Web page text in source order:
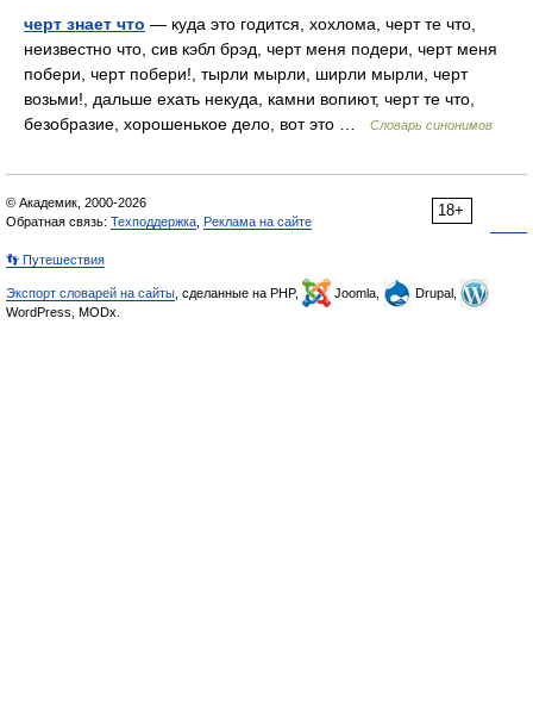
черт знает что — куда это годится, хохлома, черт те что,
неизвестно что, сив кэбл брэд, черт меня подери, черт меня
побери, черт побери!, тырли мырли, ширли мырли, черт
возьми!, дальше ехать некуда, камни вопиют, черт те что,
безобразие, хорошенькое дело, вот это …
Словарь синонимов
18+
© Академик, 2000-2026
Обратная связь: Техподдержка Реклама на сайте
👣 Путешествия
Экспорт словарей на сайты , сделанные на PHP, Joomla,
Drupal,
WordPress, MODx.